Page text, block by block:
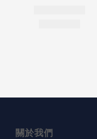
關於我們